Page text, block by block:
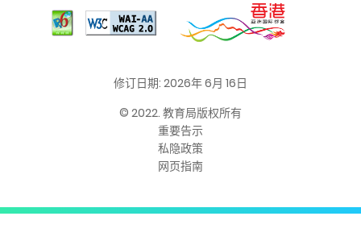
修订日期: 2026年 6月 16日
© 2022. 教育局版权所有
重要告示
私隐政策
网页指南